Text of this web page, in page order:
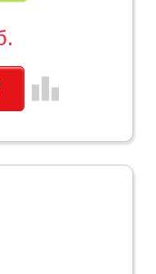
leaderboard